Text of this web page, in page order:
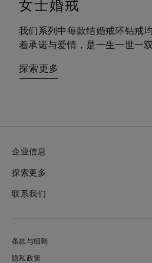
女士婚戒
我们系列中每款结婚戒环钻戒
着承诺与爱情，是一生一世一
探索更多
男士婚戒
每一枚男式结婚戒环均设计时
同心的特殊时刻和携手相伴漫
探索更多
企业信息
探索更多
联系我们
条款与细则
隐私政策